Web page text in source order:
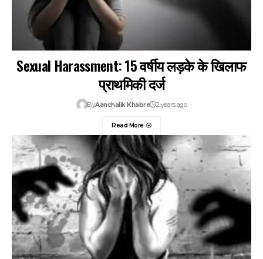
Sexual Harassment: 15 वर्षीय लड़के के खिलाफ
प्राथमिकी दर्ज
ByAanchalik Khabre 2 years ago
Read More